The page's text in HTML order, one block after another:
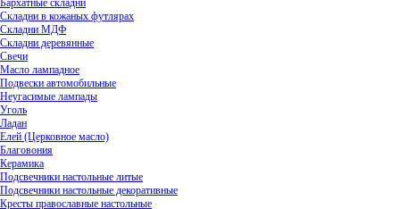
Бархатные складни
Складни в кожаных футлярах
Складни МДФ
Складни деревянные
Свечи
Масло лампадное
Подвески автомобильные
Неугасимые лампады
Уголь
Ладан
Елей (Церковное масло)
Благовония
Керамика
Подсвечники настольные литые
Подсвечники настольные декоративные
Кресты православные настольные